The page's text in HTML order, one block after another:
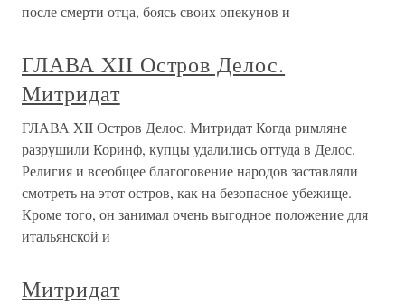
после смерти отца, боясь своих опекунов и
ГЛАВА XII Остров Делос.
Митридат
ГЛАВА XII Остров Делос. Митридат Когда римляне
разрушили Коринф, купцы удалились оттуда в Делос.
Религия и всеобщее благоговение народов заставляли
смотреть на этот остров, как на безопасное убежище.
Кроме того, он занимал очень выгодное положение для
итальянской и
Митридат